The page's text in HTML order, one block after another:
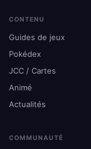
CONTENU
Guides de jeux
Pokédex
JCC / Cartes
Animé
Actualités
COMMUNAUTÉ